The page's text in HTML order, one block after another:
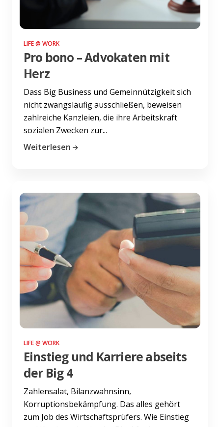
LIFE @ WORK
Pro bono – Advokaten mit
Herz
Dass Big Business und Gemeinnützigkeit sich
nicht zwangsläufig ausschließen, beweisen
zahlreiche Kanzleien, die ihre Arbeitskraft
sozialen Zwecken zur...
Weiterlesen
LIFE @ WORK
Einstieg und Karriere abseits
der Big 4
Zahlensalat, Bilanzwahnsinn,
Korruptionsbekämpfung. Das alles gehört
zum Job des Wirtschaftsprüfers. Wie Einstieg
und Karriere abseits der Big 4 funkt...